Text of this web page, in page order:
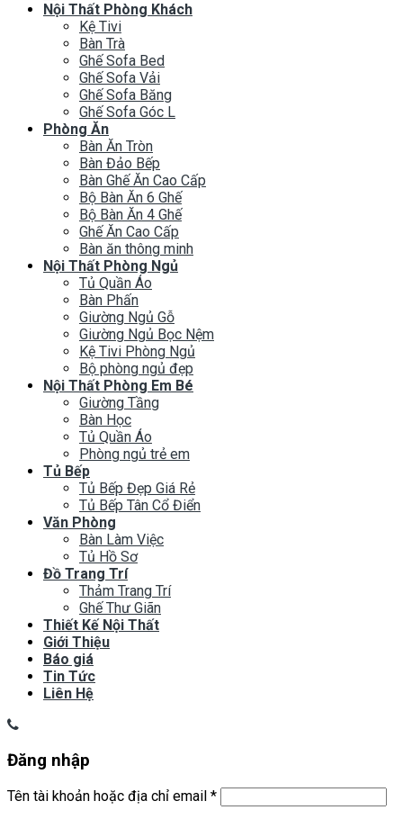
Nội Thất Phòng Khách
Kệ Tivi
Bàn Trà
Ghế Sofa Bed
Ghế Sofa Vải
Ghế Sofa Băng
Ghế Sofa Góc L
Phòng Ăn
Bàn Ăn Tròn
Bàn Đảo Bếp
Bàn Ghế Ăn Cao Cấp
Bộ Bàn Ăn 6 Ghế
Bộ Bàn Ăn 4 Ghế
Ghế Ăn Cao Cấp
Bàn ăn thông minh
Nội Thất Phòng Ngủ
Tủ Quần Áo
Bàn Phấn
Giường Ngủ Gỗ
Giường Ngủ Bọc Nệm
Kệ Tivi Phòng Ngủ
Bộ phòng ngủ đẹp
Nội Thất Phòng Em Bé
Giường Tầng
Bàn Học
Tủ Quần Áo
Phòng ngủ trẻ em
Tủ Bếp
Tủ Bếp Đẹp Giá Rẻ
Tủ Bếp Tân Cổ Điển
Văn Phòng
Bàn Làm Việc
Tủ Hồ Sơ
Đồ Trang Trí
Thảm Trang Trí
Ghế Thư Giãn
Thiết Kế Nội Thất
Giới Thiệu
Báo giá
Tin Tức
Liên Hệ
Đăng nhập
Tên tài khoản hoặc địa chỉ email *